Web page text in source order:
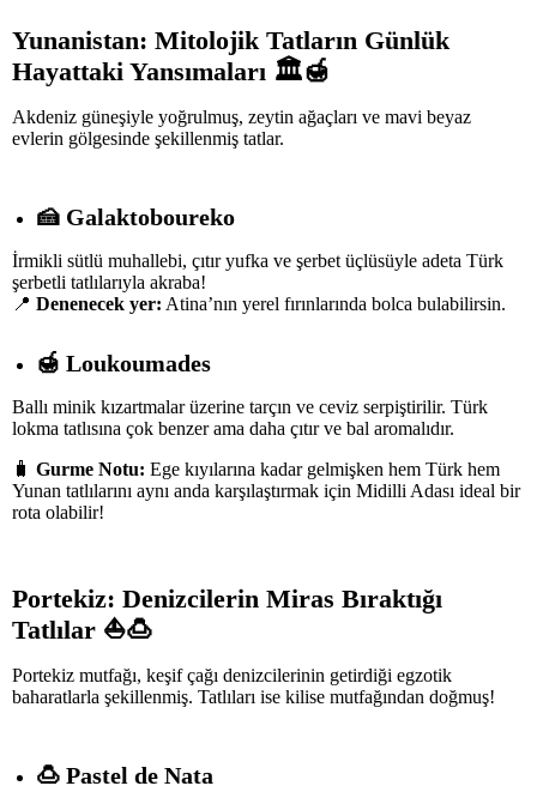
Yunanistan: Mitolojik Tatların Günlük
Hayattaki Yansımaları 🏛🍯
Akdeniz güneşiyle yoğrulmuş, zeytin ağaçları ve mavi beyaz
evlerin gölgesinde şekillenmiş tatlar.
🍰 Galaktoboureko
İrmikli sütlü muhallebi, çıtır yufka ve şerbet üçlüsüyle adeta Türk
şerbetli tatlılarıyla akraba!
📍 Denenecek yer: Atina’nın yerel fırınlarında bolca bulabilirsin.
🍯 Loukoumades
Ballı minik kızartmalar üzerine tarçın ve ceviz serpiştirilir. Türk
lokma tatlısına çok benzer ama daha çıtır ve bal aromalıdır.
🧳 Gurme Notu: Ege kıyılarına kadar gelmişken hem Türk hem
Yunan tatlılarını aynı anda karşılaştırmak için Midilli Adası ideal bir
rota olabilir!
Portekiz: Denizcilerin Miras Bıraktığı
Tatlılar ⛵🍮
Portekiz mutfağı, keşif çağı denizcilerinin getirdiği egzotik
baharatlarla şekillenmiş. Tatlıları ise kilise mutfağından doğmuş!
🍮 Pastel de Nata